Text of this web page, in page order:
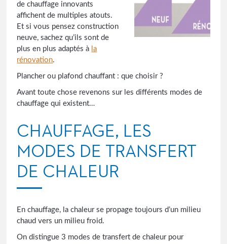
de chauffage innovants
affichent de multiples atouts.
Et si vous pensez construction
neuve, sachez qu’ils sont de
plus en plus adaptés à la
rénovation.
Plancher ou plafond chauffant : que choisir ?
Avant toute chose revenons sur les différents modes de
chauffage qui existent…
CHAUFFAGE, LES
MODES DE TRANSFERT
DE CHALEUR
En chauffage, la chaleur se propage toujours d’un milieu
chaud vers un milieu froid.
On distingue 3 modes de transfert de chaleur pour